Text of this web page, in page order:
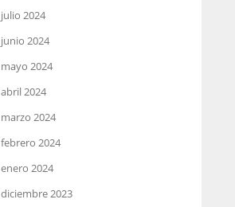
julio 2024
junio 2024
mayo 2024
abril 2024
marzo 2024
febrero 2024
enero 2024
diciembre 2023